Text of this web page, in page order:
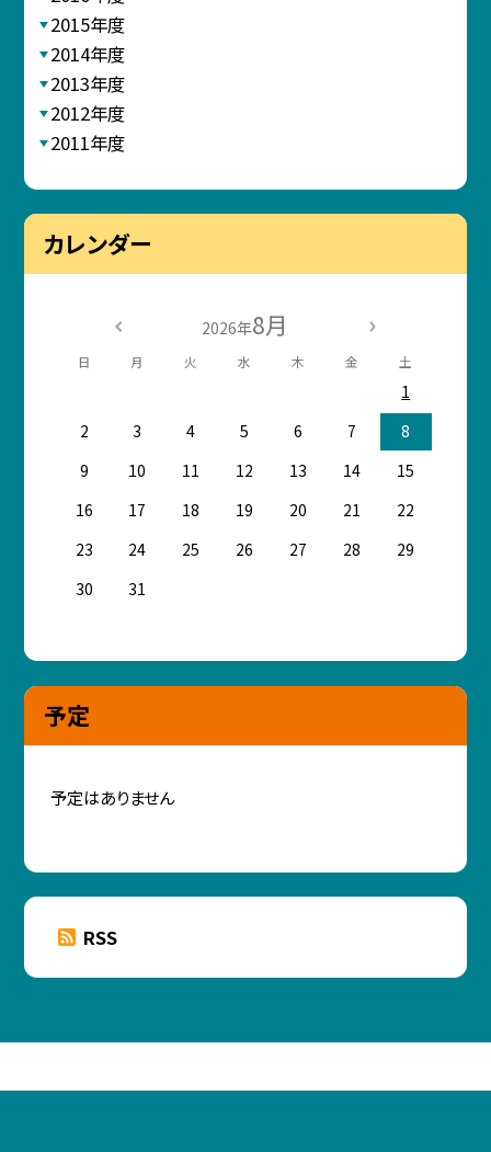
2015年度
2014年度
2013年度
2012年度
2011年度
カレンダー
2026年8月
日 月 火 水 木 金 土
1
2
3 4 5 6 7
8
9
10 11 12 13 14
15
16
17 18 19 20 21
22
23
24 25 26 27 28
29
30
31
予定
予定はありません
RSS